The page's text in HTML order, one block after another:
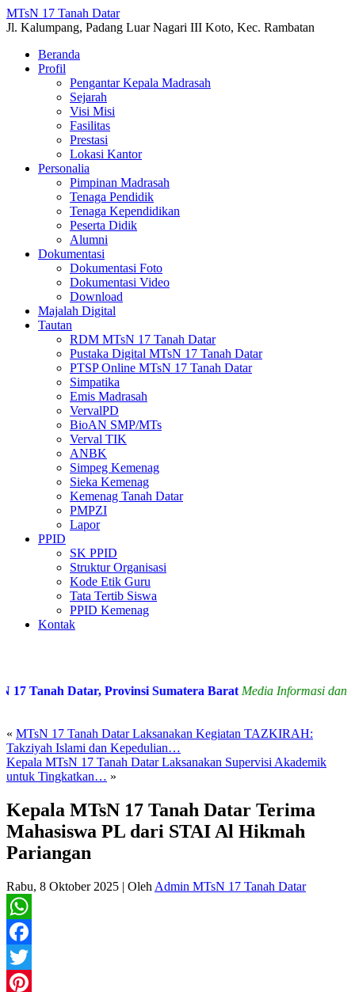
MTsN 17 Tanah Datar
Jl. Kalumpang, Padang Luar Nagari III Koto, Kec. Rambatan
Beranda
Profil
Pengantar Kepala Madrasah
Sejarah
Visi Misi
Fasilitas
Prestasi
Lokasi Kantor
Personalia
Pimpinan Madrasah
Tenaga Pendidik
Tenaga Kependidikan
Peserta Didik
Alumni
Dokumentasi
Dokumentasi Foto
Dokumentasi Video
Download
Majalah Digital
Tautan
RDM MTsN 17 Tanah Datar
Pustaka Digital MTsN 17 Tanah Datar
PTSP Online MTsN 17 Tanah Datar
Simpatika
Emis Madrasah
VervalPD
BioAN SMP/MTs
Verval TIK
ANBK
Simpeg Kemenag
Sieka Kemenag
Kemenag Tanah Datar
PMPZI
Lapor
PPID
SK PPID
Struktur Organisasi
Kode Etik Guru
Tata Tertib Siswa
PPID Kemenag
Kontak
Tanah Datar, Provinsi Sumatera Barat Media Informasi dan
« MTsN 17 Tanah Datar Laksanakan Kegiatan TAZKIRAH:
Takziyah Islami dan Kepedulian…
Kepala MTsN 17 Tanah Datar Laksanakan Supervisi Akademik
untuk Tingkatkan… »
Kepala MTsN 17 Tanah Datar Terima
Mahasiswa PL dari STAI Al Hikmah
Pariangan
Rabu, 8 Oktober 2025 | Oleh Admin MTsN 17 Tanah Datar
WhatsApp
Facebook
Twitter